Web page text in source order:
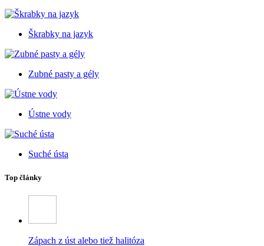
Škrabky na jazyk
Zubné pasty a gély
Ústne vody
Suché ústa
Top články
Zápach z úst alebo tiež halitóza